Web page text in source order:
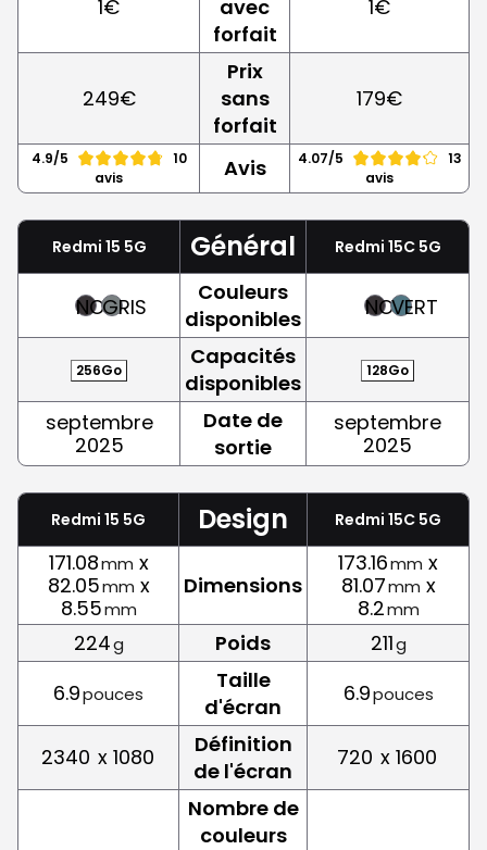
1€
avec
forfait
1€
249€
Prix
sans
forfait
179€
4.9/5
10
avis
Avis 4.07/5
13
avis
Redmi 15 5G Général Redmi 15C 5G
NOIRGRIS
Couleurs
disponibles
NOIRVERT
256Go
Capacités
disponibles
128Go
septembre
2025
Date de
sortie
septembre
2025
Redmi 15 5G Design Redmi 15C 5G
171.08mm x
82.05mm x
8.55mm
Dimensions
173.16mm x
81.07mm x
8.2mm
224g Poids 211g
6.9pouces
Taille
d'écran
6.9pouces
2340 x 1080
Définition
de l'écran
720 x 1600
Nombre de
couleurs